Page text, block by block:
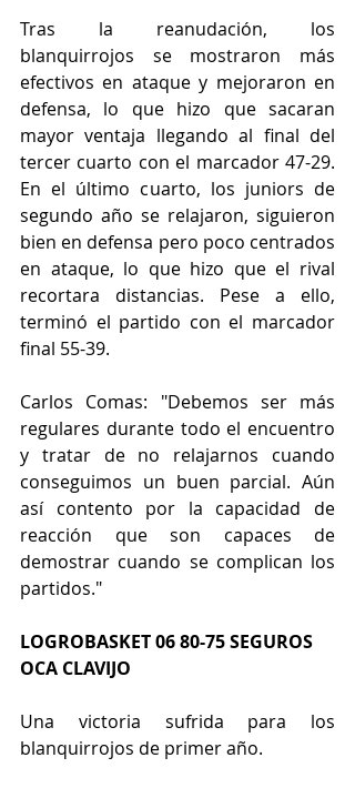
Tras la reanudación, los
blanquirrojos se mostraron más
efectivos en ataque y mejoraron en
defensa, lo que hizo que sacaran
mayor ventaja llegando al final del
tercer cuarto con el marcador 47-29.
En el último cuarto, los juniors de
segundo año se relajaron, siguieron
bien en defensa pero poco centrados
en ataque, lo que hizo que el rival
recortara distancias. Pese a ello,
terminó el partido con el marcador
final 55-39.
Carlos Comas: "Debemos ser más
regulares durante todo el encuentro
y tratar de no relajarnos cuando
conseguimos un buen parcial. Aún
así contento por la capacidad de
reacción que son capaces de
demostrar cuando se complican los
partidos."
LOGROBASKET 06 80-75 SEGUROS
OCA CLAVIJO
Una victoria sufrida para los
blanquirrojos de primer año.